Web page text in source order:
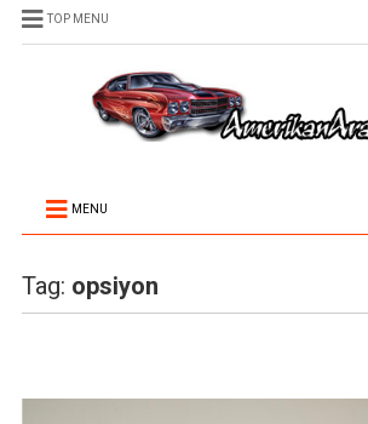
TOP MENU
MENU
Tag: opsiyon